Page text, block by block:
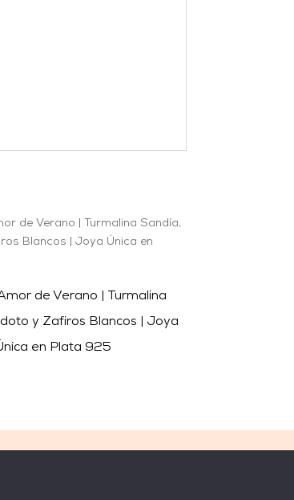
de Verano | Turmalina
y Zafiros Blancos | Joya
en Plata 925